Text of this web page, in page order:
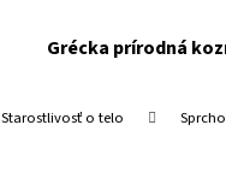
Grécka prírodná
Starostlivosť o telo Čo